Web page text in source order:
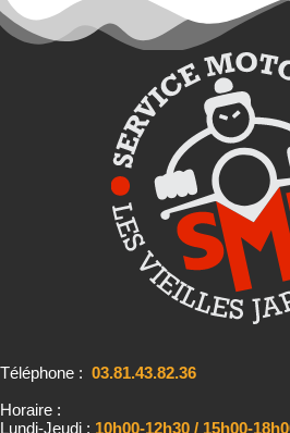
Téléphone : 03.81.43.82.36
Horaire :
Lundi-Jeudi : 10h00-12h30 / 15h00-